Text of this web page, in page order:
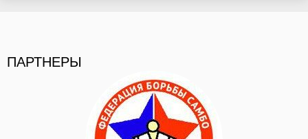
ПАРТНЕРЫ